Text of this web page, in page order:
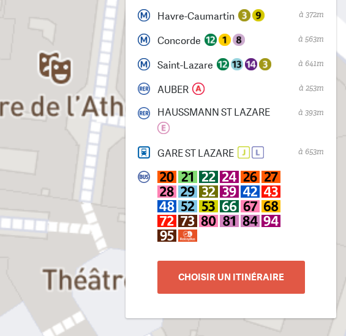
Havre-Caumartin à 372m
Concorde à 563m
Saint-Lazare à 641m
AUBER à 253m
HAUSSMANN ST LAZARE à 393m
GARE ST LAZARE à 653m
CHOISIR UN ITINÉRAIRE